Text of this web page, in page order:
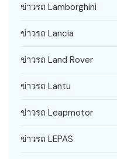
ข่าวรถ Lamborghini
ข่าวรถ Lancia
ข่าวรถ Land Rover
ข่าวรถ Lantu
ข่าวรถ Leapmotor
ข่าวรถ LEPAS